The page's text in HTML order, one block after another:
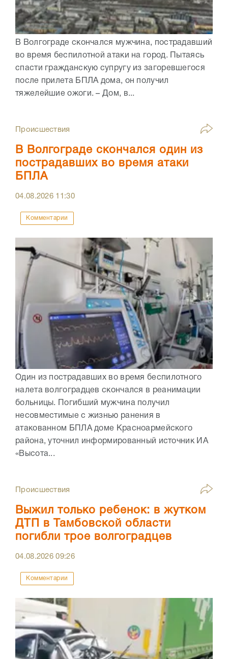
В Волгограде скончался мужчина, пострадавший
во время беспилотной атаки на город. Пытаясь
спасти гражданскую супругу из загоревшегося
после прилета БПЛА дома, он получил
тяжелейшие ожоги. – Дом, в...
Происшествия
В Волгограде скончался один из
пострадавших во время атаки
БПЛА
04.08.2026 11:30
Комментарии
Один из пострадавших во время беспилотного
налета волгоградцев скончался в реанимации
больницы. Погибший мужчина получил
несовместимые с жизнью ранения в
атакованном БПЛА доме Красноармейского
района, уточнил информированный источник ИА
«Высота...
Происшествия
Выжил только ребенок: в жутком
ДТП в Тамбовской области
погибли трое волгоградцев
04.08.202609:26
Комментарии